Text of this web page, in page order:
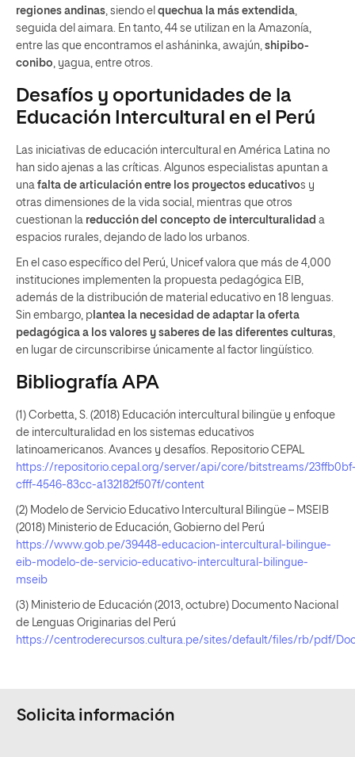
regiones andinas, siendo el quechua la más extendida,
seguida del aimara. En tanto, 44 se utilizan en la Amazonía,
entre las que encontramos el asháninka, awajún, shipibo-
conibo, yagua, entre otros.
Desafíos y oportunidades de la
Educación Intercultural en el Perú
Las iniciativas de educación intercultural en América Latina no
han sido ajenas a las críticas. Algunos especialistas apuntan a
una falta de articulación entre los proyectos educativos y
otras dimensiones de la vida social, mientras que otros
cuestionan la reducción del concepto de interculturalidad a
espacios rurales, dejando de lado los urbanos.
En el caso específico del Perú, Unicef valora que más de 4,000
instituciones implementen la propuesta pedagógica EIB,
además de la distribución de material educativo en 18 lenguas.
Sin embargo, p lantea la necesidad de adaptar la oferta
pedagógica a los valores y saberes de las diferentes culturas,
en lugar de circunscribirse únicamente al factor lingüístico.
Bibliografía APA
(1) Corbetta, S. (2018) Educación intercultural bilingüe y enfoque
de interculturalidad en los sistemas educativos
latinoamericanos. Avances y desafíos. Repositorio CEPAL
https://repositorio.cepal.org/server/api/core/bitstreams/
cfff-4546-83cc-a132182f507f/content
(2) Modelo de Servicio Educativo Intercultural Bilingüe – MSEIB
(2018) Ministerio de Educación, Gobierno del Perú
https://www.gob.pe/39448-educacion-intercultural-bilingue-
eib-modelo-de-servicio-educativo-intercultural-bilingue-
mseib
(3) Ministerio de Educación (2013, octubre) Documento Nacional
de Lenguas Originarias del Perú
https://centroderecursos.cultura.pe/sites/default/files/rb/pdf/
Solicita información